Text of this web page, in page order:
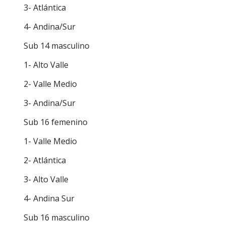
3- Atlántica
4- Andina/Sur
Sub 14 masculino
1- Alto Valle
2- Valle Medio
3- Andina/Sur
Sub 16 femenino
1- Valle Medio
2- Atlántica
3- Alto Valle
4- Andina Sur
Sub 16 masculino